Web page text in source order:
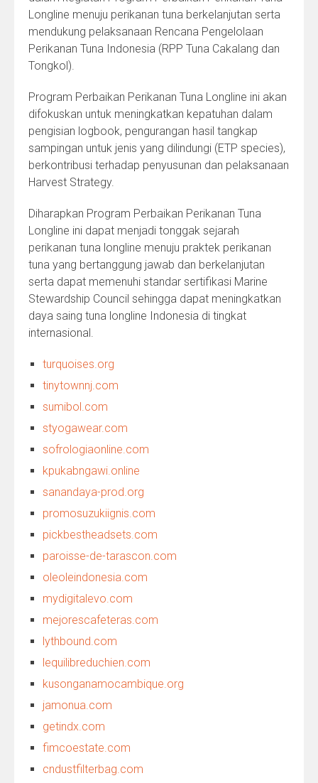
Longline menuju perikanan tuna berkelanjutan serta
mendukung pelaksanaan Rencana Pengelolaan
Perikanan Tuna Indonesia (RPP Tuna Cakalang dan
Tongkol).
Program Perbaikan Perikanan Tuna Longline ini akan
difokuskan untuk meningkatkan kepatuhan dalam
pengisian logbook, pengurangan hasil tangkap
sampingan untuk jenis yang dilindungi (ETP species),
berkontribusi terhadap penyusunan dan pelaksanaan
Harvest Strategy.
Diharapkan Program Perbaikan Perikanan Tuna
Longline ini dapat menjadi tonggak sejarah
perikanan tuna longline menuju praktek perikanan
tuna yang bertanggung jawab dan berkelanjutan
serta dapat memenuhi standar sertifikasi Marine
Stewardship Council sehingga dapat meningkatkan
daya saing tuna longline Indonesia di tingkat
internasional.
turquoises.org
tinytownnj.com
sumibol.com
styogawear.com
sofrologiaonline.com
kpukabngawi.online
sanandaya-prod.org
promosuzukiignis.com
pickbestheadsets.com
paroisse-de-tarascon.com
oleoleindonesia.com
mydigitalevo.com
mejorescafeteras.com
lythbound.com
lequilibreduchien.com
kusonganamocambique.org
jamonua.com
getindx.com
fimcoestate.com
cndustfilterbag.com